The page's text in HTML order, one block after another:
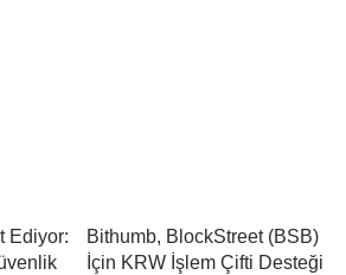
Ediyor:
Bithumb, BlockStreet (BSB)
İçin KRW İşlem Çifti Desteği